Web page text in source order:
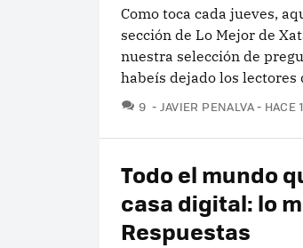
Como toca cada jueves,
sección de Lo Mejor de
nuestra selección de
habeís dejado los lectores
9 COMENTARIOS
JAVIER PENALVA HACE
Todo el mundo
casa digital: lo
Respuestas